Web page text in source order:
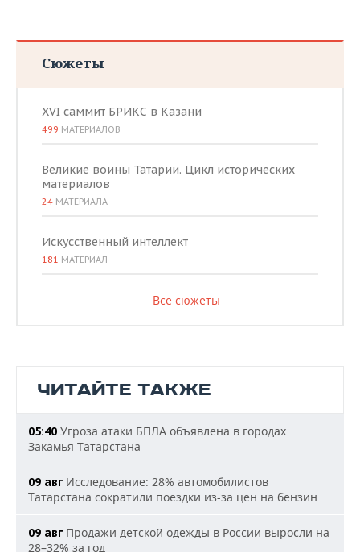
Сюжеты
XVI саммит БРИКС в Казани
499 МАТЕРИАЛОВ
Великие воины Татарии. Цикл исторических
материалов
24 МАТЕРИАЛА
Искусственный интеллект
181 МАТЕРИАЛ
Все сюжеты
ЧИТАЙТЕ ТАКЖЕ
05:40 Угроза атаки БПЛА объявлена в городах
Закамья Татарстана
09 авг Исследование: 28% автомобилистов
Татарстана сократили поездки из-за цен на бензин
09 авг Продажи детской одежды в России выросли на
28–32% за год